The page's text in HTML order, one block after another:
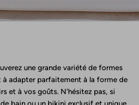
une grande variété de formes
adapter parfaitement à la forme de
et à vos goûts. N'hésitez pas, si